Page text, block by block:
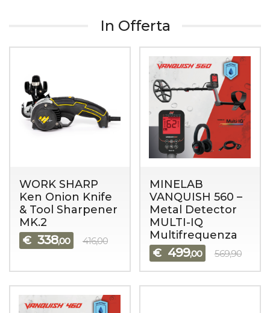
In Offerta
WORK SHARP
Ken Onion Knife
& Tool Sharpener
MK.2
€ 338,00 416,00
MINELAB
VANQUISH 560 –
Metal Detector
MULTI-IQ
Multifrequenza
€ 499,00 569,90